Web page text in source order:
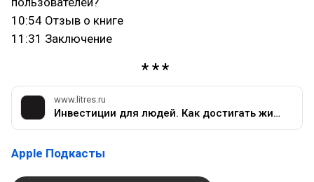
10:54 Отзыв о книге
11:31 Заключение
www.litres.ru
Инвестиции для людей. Как достигать жизненные цели быстрее с помощью инвестиций — Михаил Игоревич Емец | Литрес
Apple Подкасты